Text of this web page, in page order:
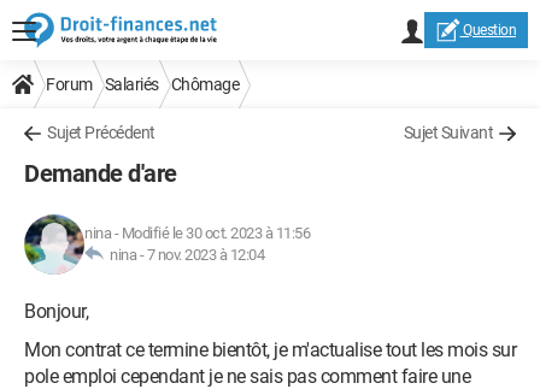
Question
Forum Salariés Chômage
Sujet Précédent Sujet Suivant
Demande d'are
nina- Modifié le 30 oct. 2023 à 11:56
nina -7 nov. 2023 à 12:04
Bonjour,
Mon contrat ce termine bientôt, je m'actualise tout les mois sur
pole emploi cependant je ne sais pas comment faire une